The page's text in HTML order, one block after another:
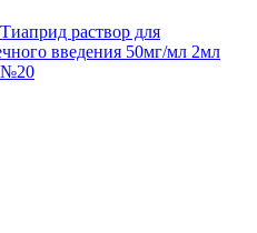
Тиаприд раствор для
введения 50мг/мл 2мл
№20